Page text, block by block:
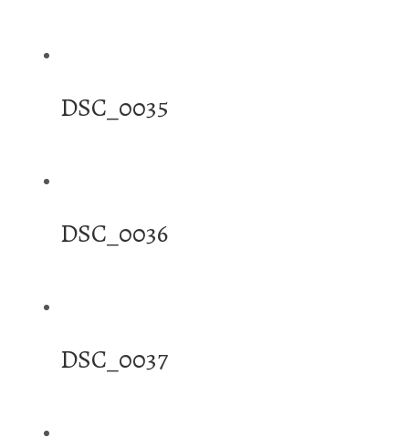
DSC_0035
DSC_0036
DSC_0037